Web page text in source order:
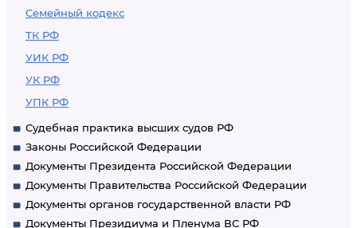
Семейный кодекс
ТК РФ
УИК РФ
УК РФ
УПК РФ
Судебная практика высших судов РФ
Законы Российской Федерации
Документы Президента Российской Федерации
Документы Правительства Российской Федерации
Документы органов государственной власти РФ
Документы Президиума и Пленума ВС РФ